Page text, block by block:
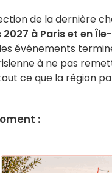
de la dernière
à Paris et en
événements
à ne pas
ce que la région
: